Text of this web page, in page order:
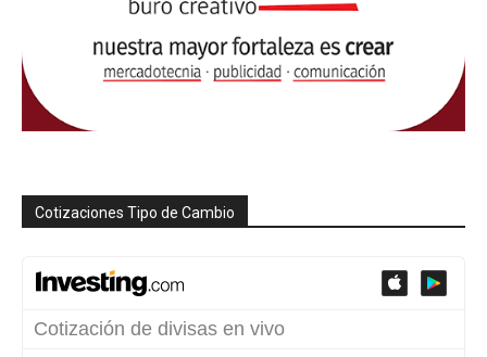
Cotizaciones Tipo de Cambio